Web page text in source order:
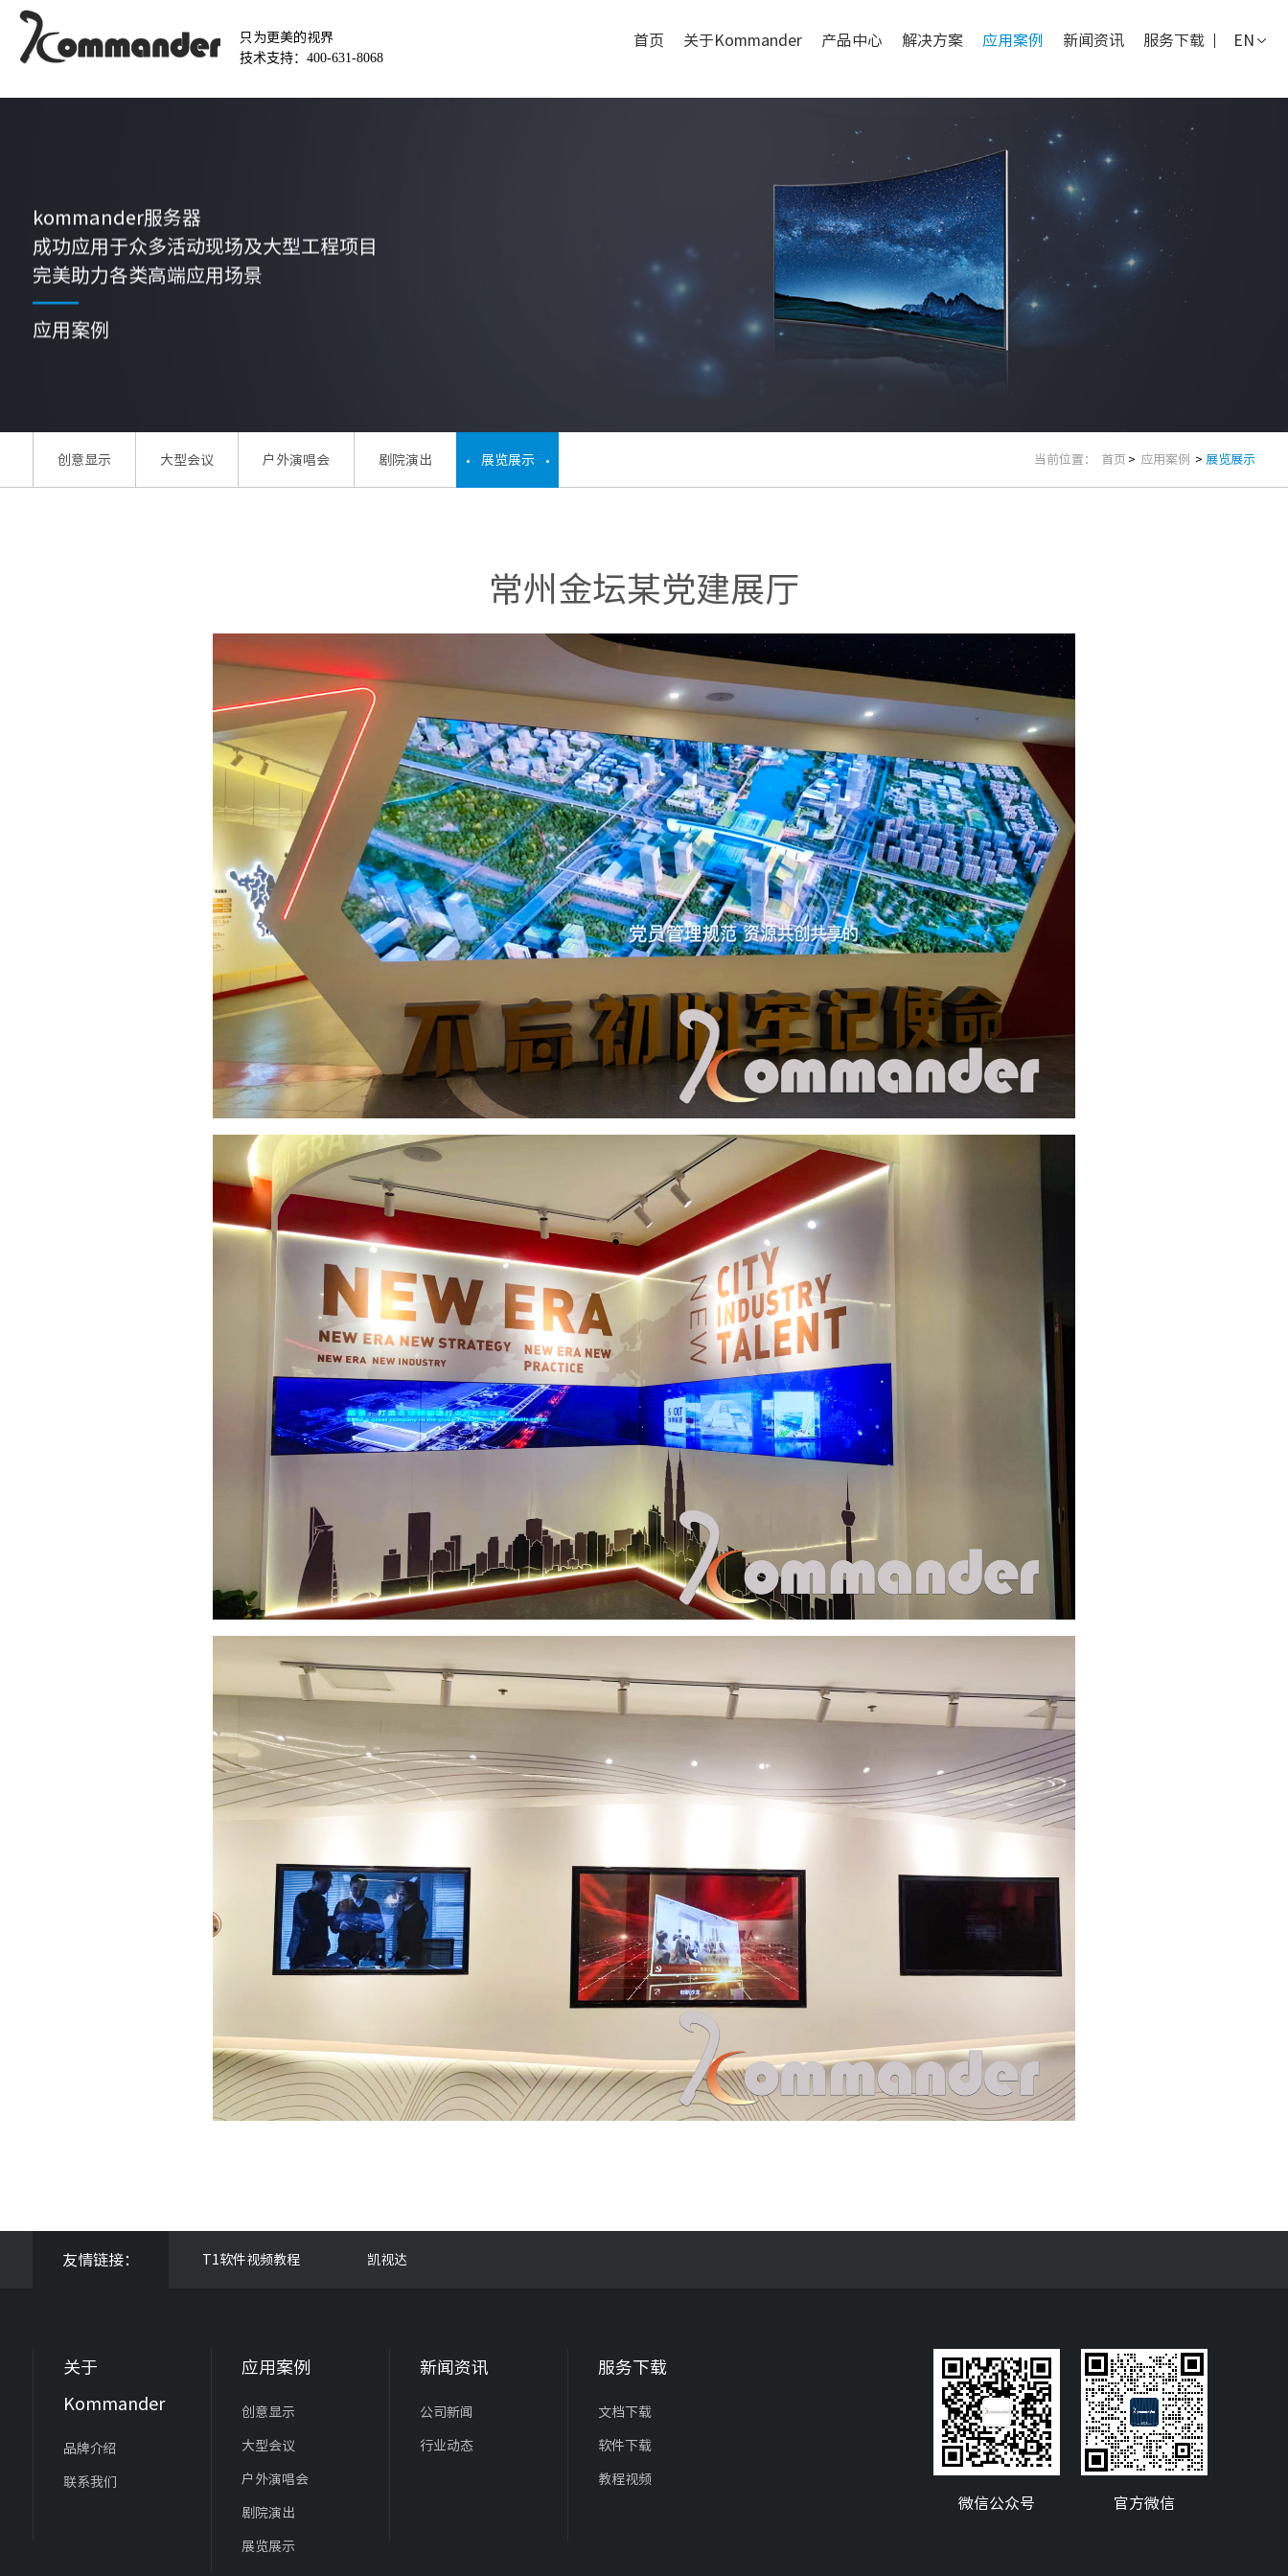
只为更美的视界
技术支持：400-631-8068
EN
首页 关于Kommander 产品中心 解决方案 应用案例 新闻资讯 服务下载
kommander服务器
成功应用于众多活动现场及大型工程项目
完美助力各类高端应用场景
应用案例
当前位置： 首页 > 应用案例 > 展览展示
创意显示 大型会议 户外演唱会 剧院演出 展览展示
常州金坛某党建展厅
友情链接： T1软件视频教程 凯视达
关于
Kommander
品牌介绍
联系我们
应用案例
创意显示
大型会议
户外演唱会
剧院演出
展览展示
新闻资讯
公司新闻
行业动态
服务下载
文档下载
软件下载
教程视频
微信公众号 官方微信